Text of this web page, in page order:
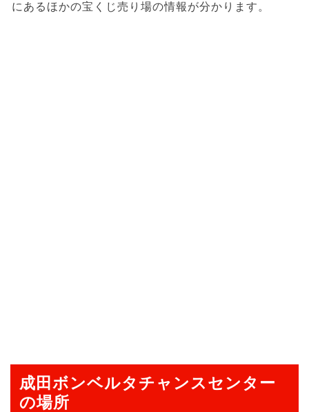
にあるほかの宝くじ売り場の情報が分かります。
成田ボンベルタチャンスセンター
の場所